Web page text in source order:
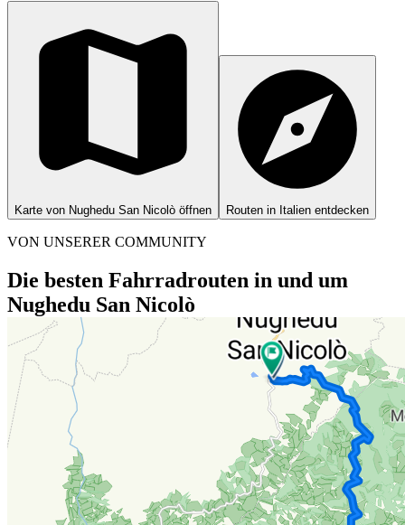
Karte von Nughedu San Nicolò öffnen Routen in Italien entdecken
VON UNSERER COMMUNITY
Die besten Fahrradrouten in und um
Nughedu San Nicolò